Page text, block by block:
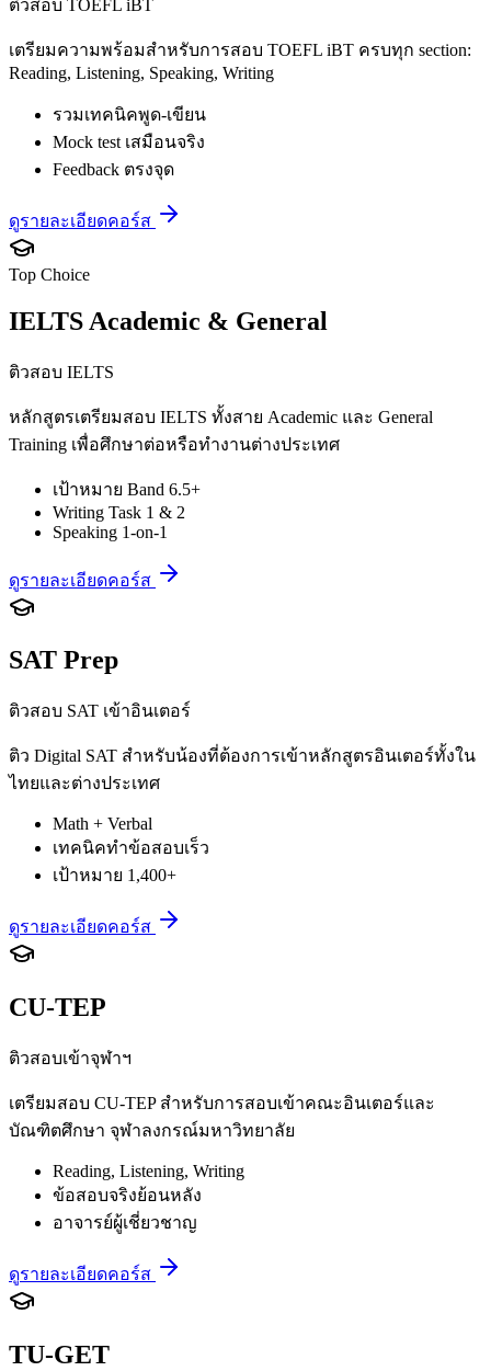
ติวสอบ TOEFL iBT
เตรียมความพร้อมสำหรับการสอบ TOEFL iBT ครบทุก section:
Reading, Listening, Speaking, Writing
รวมเทคนิคพูด-เขียน
Mock test เสมือนจริง
Feedback ตรงจุด
ดูรายละเอียดคอร์ส
Top Choice
IELTS Academic & General
ติวสอบ IELTS
หลักสูตรเตรียมสอบ IELTS ทั้งสาย Academic และ General
Training เพื่อศึกษาต่อหรือทำงานต่างประเทศ
เป้าหมาย Band 6.5+
Writing Task 1 & 2
Speaking 1-on-1
ดูรายละเอียดคอร์ส
SAT Prep
ติวสอบ SAT เข้าอินเตอร์
ติว Digital SAT สำหรับน้องที่ต้องการเข้าหลักสูตรอินเตอร์ทั้งใน
ไทยและต่างประเทศ
Math + Verbal
เทคนิคทำข้อสอบเร็ว
เป้าหมาย 1,400+
ดูรายละเอียดคอร์ส
CU-TEP
ติวสอบเข้าจุฬาฯ
เตรียมสอบ CU-TEP สำหรับการสอบเข้าคณะอินเตอร์และ
บัณฑิตศึกษา จุฬาลงกรณ์มหาวิทยาลัย
Reading, Listening, Writing
ข้อสอบจริงย้อนหลัง
อาจารย์ผู้เชี่ยวชาญ
ดูรายละเอียดคอร์ส
TU-GET